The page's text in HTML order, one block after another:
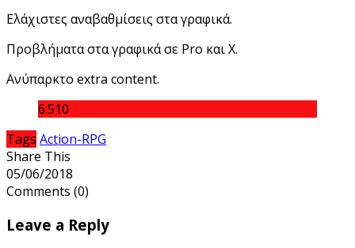
Ελάχιστες αναβαθμίσεις στα γραφικά.
Προβλήματα στα γραφικά σε Pro και Χ.
Ανύπαρκτο extra content.
6.510
Tags Action-RPG
Share This
05/06/2018
Comments (0)
Leave a Reply